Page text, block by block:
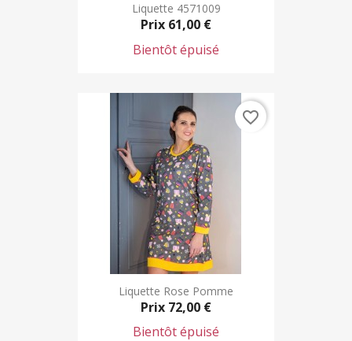
Liquette 4571009
Prix 61,00 €
Bientôt épuisé
Liquette Rose Pomme
Prix 72,00 €
Bientôt épuisé
favorite_border